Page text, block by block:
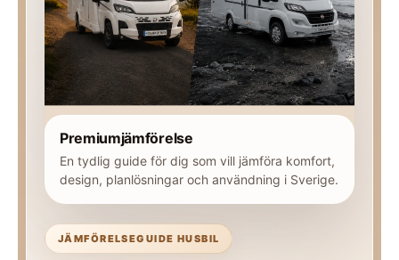
JÄMFÖRELSEGUIDE HUSBIL
Premiumjämförelse
En tydlig guide för dig som vill jämföra komfort,
design, planlösningar och användning i Sverige.